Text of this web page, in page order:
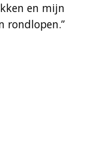
en mijn
rondlopen.”